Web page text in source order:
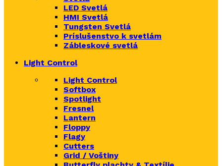
LED Svetlá
HMI Svetlá
Tungsten Svetlá
Príslušenstvo k svetlám
Zábleskové svetlá
Light Control
Light Control
Softbox
Spotlight
Fresnel
Lantern
Floppy
Flagy
Cutters
Grid / Voštiny